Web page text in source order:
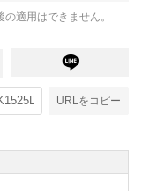
適用はできません。
URLをコピー